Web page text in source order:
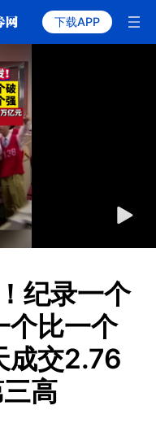
下载APP
纪录一个
个比一个
成交2.76
高